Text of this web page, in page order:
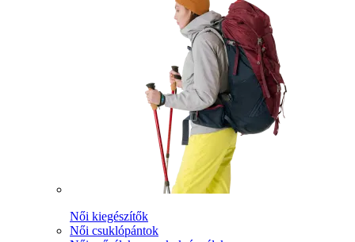
Női kiegészítők
Női csuklópántok